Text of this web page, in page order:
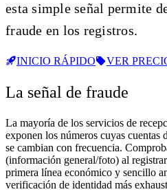
esta simple señal permite
fraude en los registros.
INICIO RÁPIDO VER
La señal de fraude
La mayoría de los servicios de
exponen los números cuyas cuentas
se cambian con frecuencia.
(información general/foto) al
primera línea económico y sencillo
verificación de identidad más